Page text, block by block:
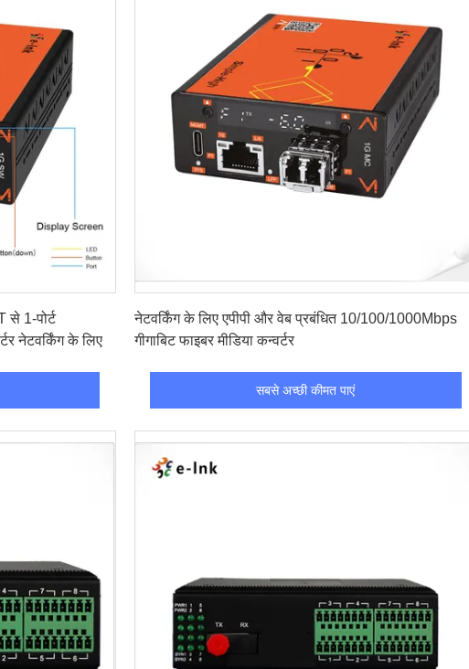
से 1-पोर्ट
नेटवर्किंग के लिए
नेटवर्किंग के लिए एपीपी और वेब प्रबंधित 10/100/1000Mbps
गीगाबिट फाइबर मीडिया कन्वर्टर
सबसे अच्छी कीमत पाएं